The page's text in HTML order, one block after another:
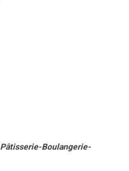
Pâtisserie-Boulangerie-